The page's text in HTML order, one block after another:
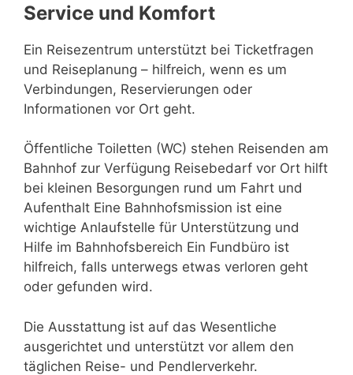
Service und Komfort
Ein Reisezentrum unterstützt bei Ticketfragen
und Reiseplanung – hilfreich, wenn es um
Verbindungen, Reservierungen oder
Informationen vor Ort geht.
Öffentliche Toiletten (WC) stehen Reisenden am
Bahnhof zur Verfügung Reisebedarf vor Ort hilft
bei kleinen Besorgungen rund um Fahrt und
Aufenthalt Eine Bahnhofsmission ist eine
wichtige Anlaufstelle für Unterstützung und
Hilfe im Bahnhofsbereich Ein Fundbüro ist
hilfreich, falls unterwegs etwas verloren geht
oder gefunden wird.
Die Ausstattung ist auf das Wesentliche
ausgerichtet und unterstützt vor allem den
täglichen Reise- und Pendlerverkehr.